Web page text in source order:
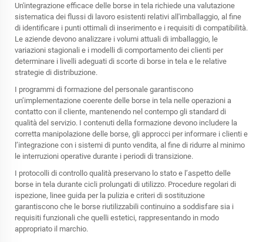
Un'integrazione efficace delle borse in tela richiede una valutazione
sistematica dei flussi di lavoro esistenti relativi all'imballaggio, al fine
di identificare i punti ottimali di inserimento e i requisiti di compatibilità.
Le aziende devono analizzare i volumi attuali di imballaggio, le
variazioni stagionali e i modelli di comportamento dei clienti per
determinare i livelli adeguati di scorte di borse in tela e le relative
strategie di distribuzione.
I programmi di formazione del personale garantiscono
un’implementazione coerente delle borse in tela nelle operazioni a
contatto con il cliente, mantenendo nel contempo gli standard di
qualità del servizio. I contenuti della formazione devono includere la
corretta manipolazione delle borse, gli approcci per informare i clienti e
l’integrazione con i sistemi di punto vendita, al fine di ridurre al minimo
le interruzioni operative durante i periodi di transizione.
I protocolli di controllo qualità preservano lo stato e l’aspetto delle
borse in tela durante cicli prolungati di utilizzo. Procedure regolari di
ispezione, linee guida per la pulizia e criteri di sostituzione
garantiscono che le borse riutilizzabili continuino a soddisfare sia i
requisiti funzionali che quelli estetici, rappresentando in modo
appropriato il marchio.